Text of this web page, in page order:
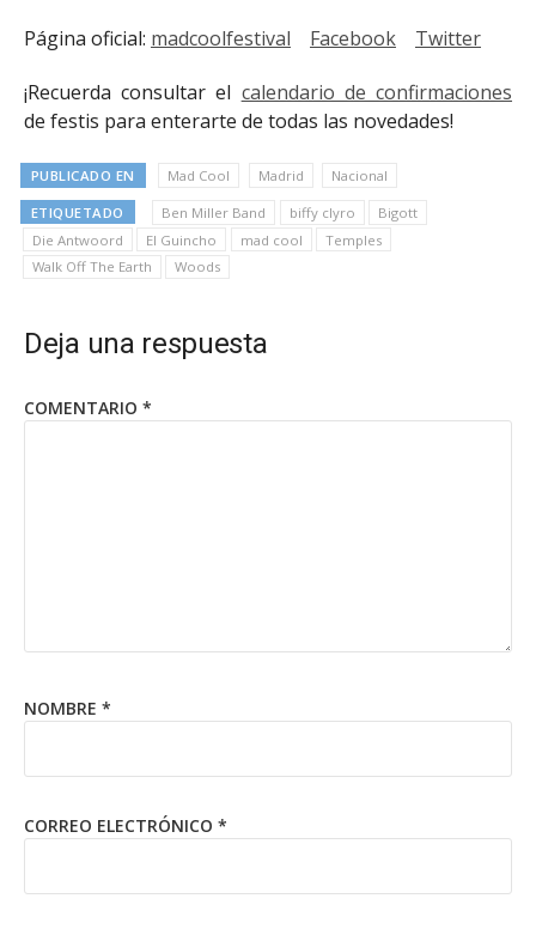
Página oficial: madcoolfestival Facebook Twitter
¡Recuerda consultar el calendario de confirmaciones
de festis para enterarte de todas las novedades!
PUBLICADO EN Mad Cool Madrid Nacional
ETIQUETADO Ben Miller Band biffy clyro
Bigott
Die Antwoord
El Guincho mad cool
Temples
Walk Off The Earth
Woods
Deja una respuesta
COMENTARIO *
NOMBRE *
CORREO ELECTRÓNICO *